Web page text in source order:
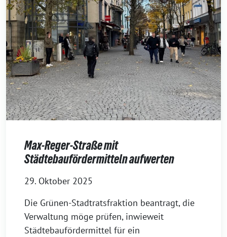
Max-Reger-Straße mit
Städtebaufördermitteln aufwerten
29. Oktober 2025
Die Grünen-Stadtratsfraktion beantragt, die
Verwaltung möge prüfen, inwieweit
Städtebaufördermittel für ein